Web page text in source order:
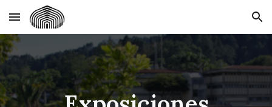
Skip to main content Skip to navigation